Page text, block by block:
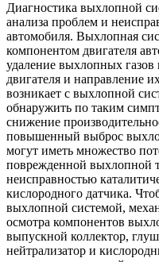
Диагностика выхлопной
анализа проблем и
автомобиля. Выхлопная
компонентом двигателя
удаление выхлопных
двигателя и направление
возникает с выхлопной
обнаружить по таким
снижение
повышенный выброс
могут иметь множество
поврежденной выхлопной
неисправностью
кислородного датчика.
выхлопной системой,
осмотра компонентов
выпускной коллектор,
нейтрализатор и